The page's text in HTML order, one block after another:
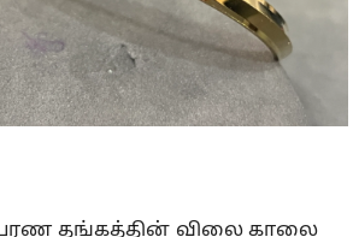
தங்கத்தின் விலை காலை